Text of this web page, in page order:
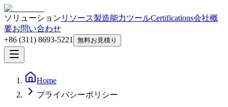
ソリューション リソース製造能力ツールCertifications会社概
要お問い合わせ
+86 (311) 8693-5221
無料お見積り
Home
プライバシーポリシー